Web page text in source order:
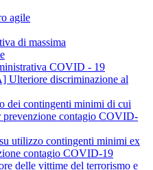
agile
di massima
COVID - 19
Ulteriore discriminazione al
dei contingenti minimi di cui
prevenzione contagio COVID-
utilizzo contingenti minimi ex
contagio COVID-19
delle vittime del terrorismo e